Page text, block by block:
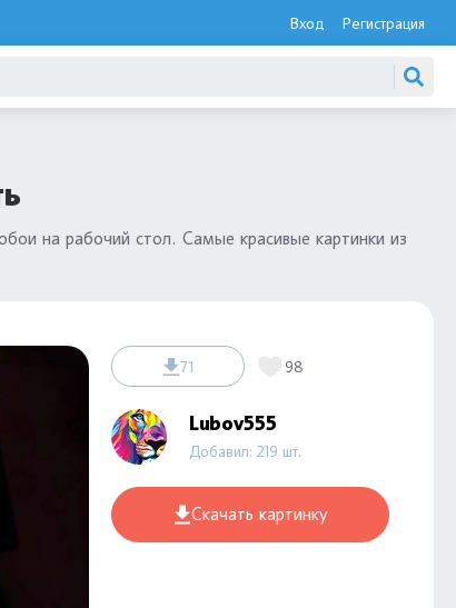
Вход Регистрация
на рабочий стол. Самые красивые картинки из
71 98
Lubov555
Добавил: 219 шт.
Скачать картинку